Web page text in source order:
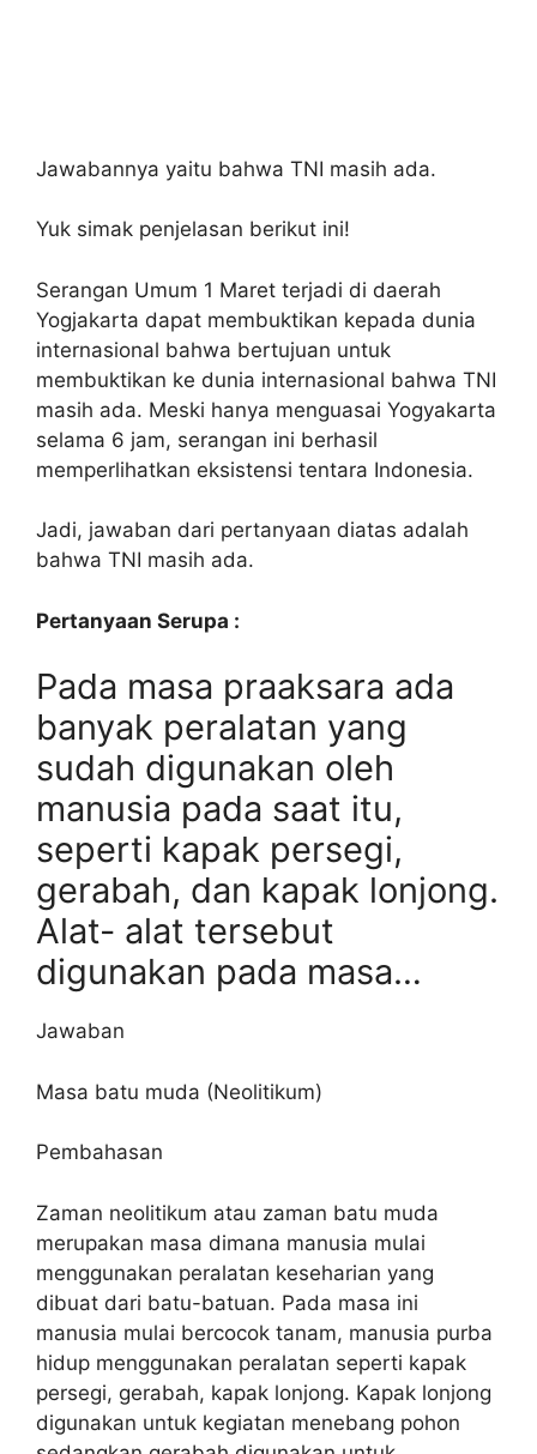
Jawabannya yaitu bahwa TNI masih ada.
Yuk simak penjelasan berikut ini!
Serangan Umum 1 Maret terjadi di daerah
Yogjakarta dapat membuktikan kepada dunia
internasional bahwa bertujuan untuk
membuktikan ke dunia internasional bahwa TNI
masih ada. Meski hanya menguasai Yogyakarta
selama 6 jam, serangan ini berhasil
memperlihatkan eksistensi tentara Indonesia.
Jadi, jawaban dari pertanyaan diatas adalah
bahwa TNI masih ada.
Pertanyaan Serupa :
Pada masa praaksara ada
banyak peralatan yang
sudah digunakan oleh
manusia pada saat itu,
seperti kapak persegi,
gerabah, dan kapak lonjong.
Alat- alat tersebut
digunakan pada masa…
Jawaban
Masa batu muda (Neolitikum)
Pembahasan
Zaman neolitikum atau zaman batu muda
merupakan masa dimana manusia mulai
menggunakan peralatan keseharian yang
dibuat dari batu-batuan. Pada masa ini
manusia mulai bercocok tanam, manusia purba
hidup menggunakan peralatan seperti kapak
persegi, gerabah, kapak lonjong. Kapak lonjong
digunakan untuk kegiatan menebang pohon